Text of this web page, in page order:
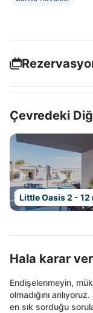
Çevredeki
Little Oasis 2 - 12
Hala karar
Endişelenmeyin,
olmadığını
en sık sorduğu